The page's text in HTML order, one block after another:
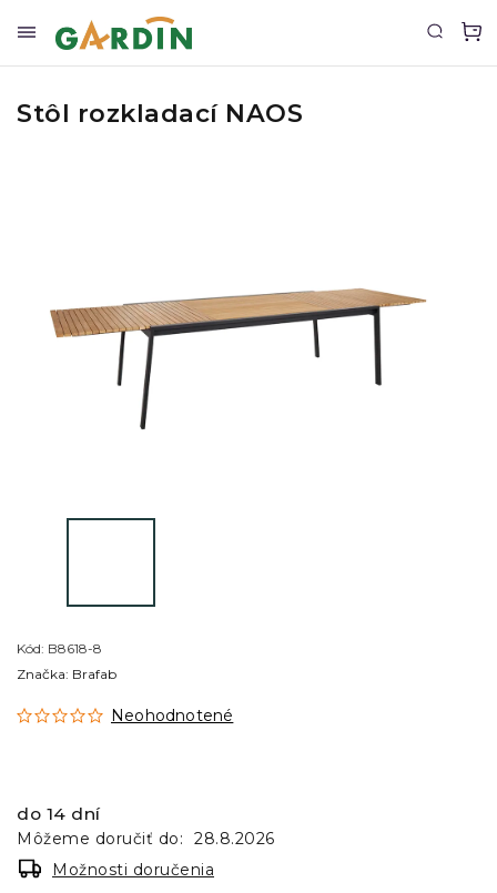
Stôl rozkladací NAOS
Kód: B8618-8
Neohodnotené
Značka: Brafab
do 14 dní
Môžeme doručiť do:
28.8.2026
Možnosti doručenia